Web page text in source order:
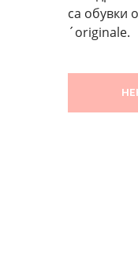
са обувки
´originale.